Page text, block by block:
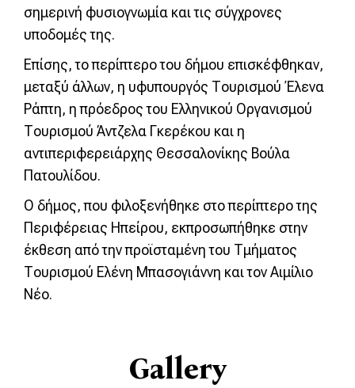
σημερινή φυσιογνωμία και τις σύγχρονες
υποδομές της.
Επίσης, το περίπτερο του δήμου επισκέφθηκαν,
μεταξύ άλλων, η υφυπουργός Τουρισμού Έλενα
Ράπτη, η πρόεδρος του Ελληνικού Οργανισμού
Τουρισμού Άντζελα Γκερέκου και η
αντιπεριφερειάρχης Θεσσαλονίκης Βούλα
Πατουλίδου.
Ο δήμος, που φιλοξενήθηκε στο περίπτερο της
Περιφέρειας Ηπείρου, εκπροσωπήθηκε στην
έκθεση από την προϊσταμένη του Τμήματος
Τουρισμού Ελένη Μπασογιάννη και τον Αιμίλιο
Νέο.
Gallery